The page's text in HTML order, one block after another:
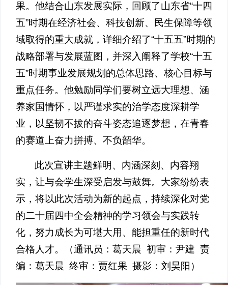
果。他结合山东发展实际，回顾了山东省“十四
五”时期在经济社会、科技创新、民生保障等领
域取得的重大成就，详细介绍了“十五五”时期的
战略部署与发展蓝图，并深入阐释了学校“十五
五”时期事业发展规划的总体思路、核心目标与
重点任务。他勉励同学们要树立远大理想、涵
养家国情怀，以严谨求实的治学态度深耕学
业，以坚韧不拔的奋斗姿态追逐梦想，在青春
的赛道上奋力拼搏、不负韶华。
此次宣讲主题鲜明、内涵深刻、内容翔
实，让与会学生深受启发与鼓舞。大家纷纷表
示，将以此次活动为新的起点，持续深化对党
的二十届四中全会精神的学习领会与实践转
化，努力成长为可堪大用、能担重任的新时代
合格人才。（通讯员：葛天晨 初审：尹建 责
编：葛天晨 终审：贾红果 摄影：刘昊阳）